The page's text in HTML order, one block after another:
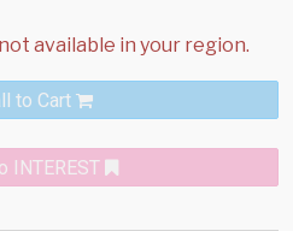
to Cart
INTEREST